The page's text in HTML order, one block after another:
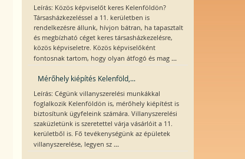
Leírás: Közös képviselőt keres Kelenföldön?
Társasházkezeléssel a 11. kerületben is
rendelkezésre állunk, hívjon bátran, ha tapasztalt
és megbízható céget keres társasházkezelésre,
közös képviseletre. Közös képviselőként
fontosnak tartom, hogy olyan átfogó és mag ...
Mérőhely kiépítés Kelenföld,...
Leírás: Cégünk villanyszerelési munkákkal
foglalkozik Kelenföldön is, mérőhely kiépítést is
biztosítunk ügyfeleink számára. Villanyszerelési
szaküzletünk is szeretettel várja vásárlóit a 11.
kerületből is. Fő tevékenységünk az épületek
villanyszerelése, legyen sz ...